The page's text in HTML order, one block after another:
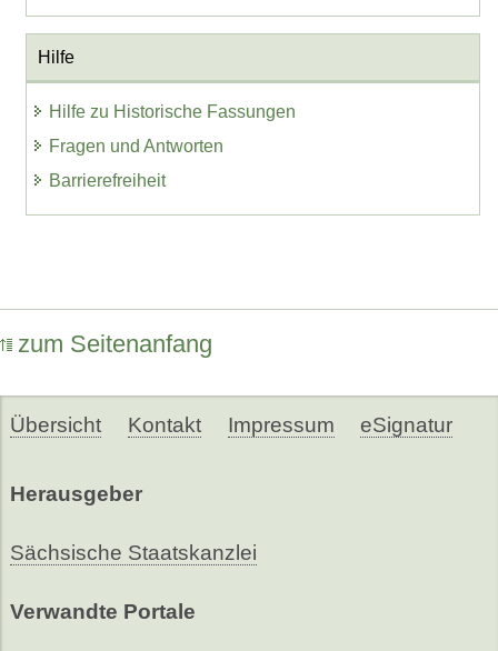
Hilfe
Hilfe zu Historische Fassungen
Fragen und Antworten
Barrierefreiheit
zum Seitenanfang
Übersicht Kontakt Impressum eSignatur
Herausgeber
Sächsische Staatskanzlei
Verwandte Portale